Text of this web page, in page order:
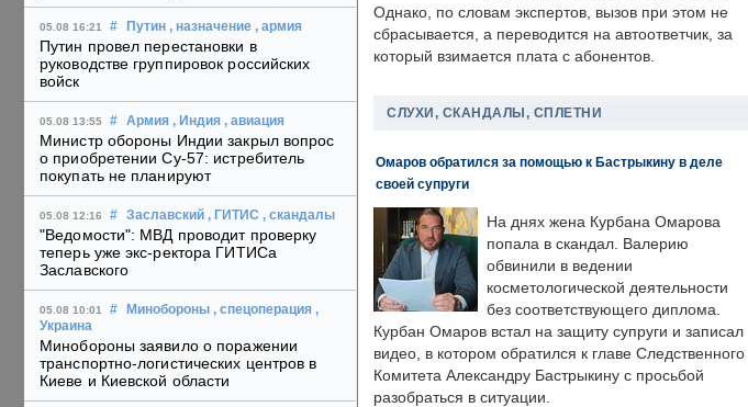
05.08 16:21 # Путин , назначение , армия
Путин провел перестановки в
руководстве группировок российских
войск
05.08 13:55 # Армия , Индия , авиация
Министр обороны Индии закрыл вопрос
о приобретении Су-57: истребитель
покупать не планируют
05.08 12:16 # Заславский , ГИТИС , скандалы
"Ведомости": МВД проводит проверку
теперь уже экс-ректора ГИТИСа
Заславского
05.08 10:01 # Минобороны , спецоперация ,
Украина
Минобороны заявило о поражении
транспортно-логистических центров в
Киеве и Киевской области
Однако, по словам экспертов, вызов при этом не
сбрасывается, а переводится на автоответчик, за
который взимается плата с абонентов.
СЛУХИ, СКАНДАЛЫ, СПЛЕТНИ
Омаров обратился за помощью к Бастрыкину в деле
своей супруги
На днях жена Курбана Омарова
попала в скандал. Валерию
обвинили в ведении
косметологической деятельности
без соответствующего диплома.
Курбан Омаров встал на защиту супруги и записал
видео, в котором обратился к главе Следственного
Комитета Александру Бастрыкину с просьбой
разобраться в ситуации.